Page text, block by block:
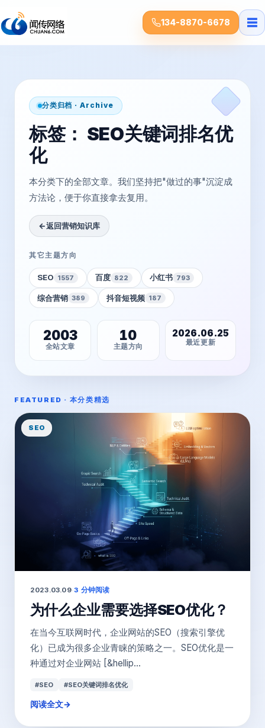
134-8870-6678 ☰
分类归档 · Archive
标签： SEO关键词排名优
化
本分类下的全部文章。我们坚持把"做过的事"沉淀成
方法论，便于你直接拿去复用。
←返回营销知识库
其它主题方向
SEO 1557 百度 822 小红书 793
综合营销 389 抖音短视频 187
2003
全站文章
10
主题方向
2026.06.25
最近更新
FEATURED · 本分类精选
SEO
2023.03.09·3 分钟阅读
为什么企业需要选择SEO优化？
在当今互联网时代，企业网站的SEO（搜索引擎优
化）已成为很多企业青睐的策略之一。SEO优化是一
种通过对企业网站 [&hellip...
#SEO #SEO关键词排名优化
阅读全文→